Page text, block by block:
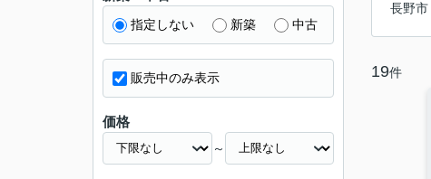
長野市
19件
指定しない 新築 中古
販売中のみ表示
価格
～